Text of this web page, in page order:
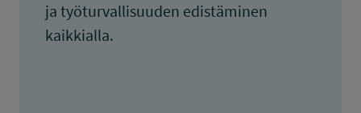
ja työturvallisuuden edistäminen
kaikkialla.